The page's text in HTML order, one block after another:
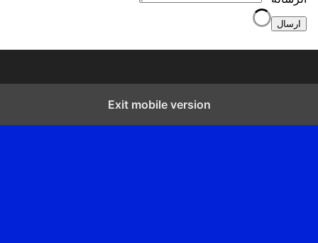
ارسال
Exit mobile version